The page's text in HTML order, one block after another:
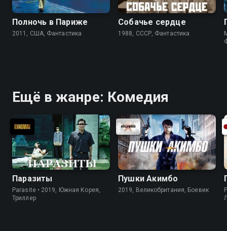
Полночь в Париже
2011, США, Фантастика
Собачье сердце
1988, СССР, Фантастика
Ещё в жанре: Комедия
Паразиты
Parasite • 2019, Южная Корея,
Триллер
Пушки Акимбо
2019, Великобритания, Боевик